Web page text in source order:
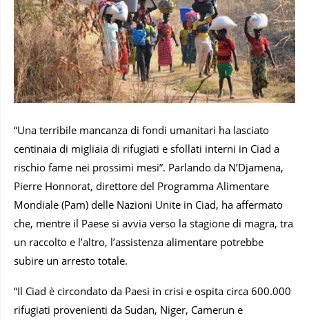
“Una terribile mancanza di fondi umanitari ha lasciato
centinaia di migliaia di rifugiati e sfollati interni in Ciad a
rischio fame nei prossimi mesi”. Parlando da N’Djamena,
Pierre Honnorat, direttore del Programma Alimentare
Mondiale (Pam) delle Nazioni Unite in Ciad, ha affermato
che, mentre il Paese si avvia verso la stagione di magra, tra
un raccolto e l’altro, l’assistenza alimentare potrebbe
subire un arresto totale.
“Il Ciad è circondato da Paesi in crisi e ospita circa 600.000
rifugiati provenienti da Sudan, Niger, Camerun e